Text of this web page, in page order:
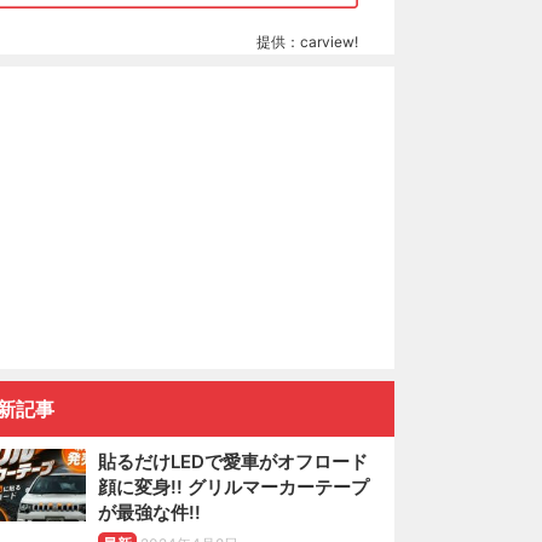
提供：carview!
記事
貼るだけLEDで愛車がオフロード
顔に変身!! グリルマーカーテープ
が最強な件!!